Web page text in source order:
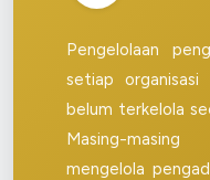
Pengelolaan
setiap organisasi
belum terkelola
Masing-masing
mengelola